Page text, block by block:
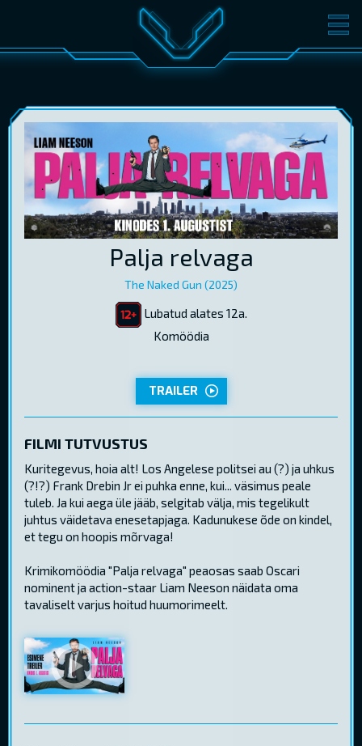
FILMID PILETID
V-KLUBI
KINKEKAARDID
Palja relvaga
The Naked Gun (2025)
Lubatud alates 12a.
Komöödia
TRAILER
FILMI TUTVUSTUS
Kuritegevus, hoia alt! Los Angelese politsei au (?) ja uhkus
(?!?) Frank Drebin Jr ei puhka enne, kui... väsimus peale
tuleb. Ja kui aega üle jääb, selgitab välja, mis tegelikult
juhtus väidetava enesetapjaga. Kadunukese õde on kindel,
et tegu on hoopis mõrvaga!
Krimikomöödia "Palja relvaga" peaosas saab Oscari
nominent ja action-staar Liam Neeson näidata oma
tavaliselt varjus hoitud huumorimeelt.